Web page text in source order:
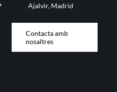
Ajalvir, Madrid
Contacta amb
nosaltres